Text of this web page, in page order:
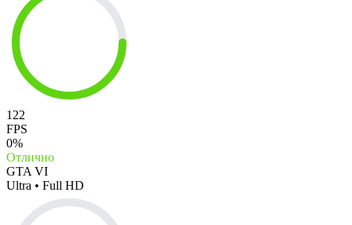
122
FPS
0%
Отлично
GTA VI
Ultra • Full HD